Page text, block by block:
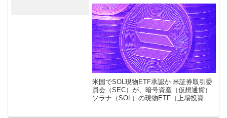
米国でSOL現物ETF承認か 米証券取引委
員会（SEC）が、暗号資産（仮想通貨）
ソラナ（SOL）の現物ETF（上場投資信